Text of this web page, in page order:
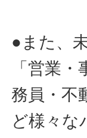
●また、
「営業
務員・不
ど様々な